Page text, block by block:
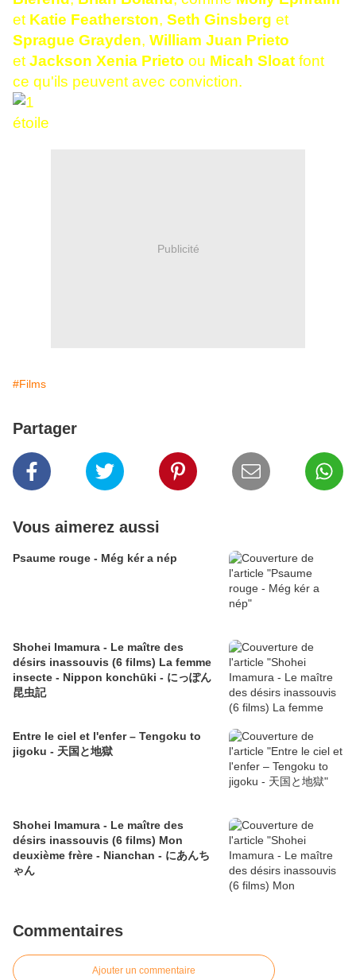
et Katie Featherston, Seth Ginsberg et
Sprague Grayden, William Juan Prieto
et Jackson Xenia Prieto ou Micah Sloat font
ce qu'ils peuvent avec conviction.
Publicité
#Films
Partager
Vous aimerez aussi
Psaume rouge - Még kér a nép
Shohei Imamura - Le maître des
désirs inassouvis (6 films) La femme
insecte - Nippon konchūki - にっぽん
昆虫記
Entre le ciel et l'enfer – Tengoku to
jigoku - 天国と地獄
Shohei Imamura - Le maître des
désirs inassouvis (6 films) Mon
deuxième frère - Nianchan - にあんち
ゃん
Commentaires
Ajouter un commentaire